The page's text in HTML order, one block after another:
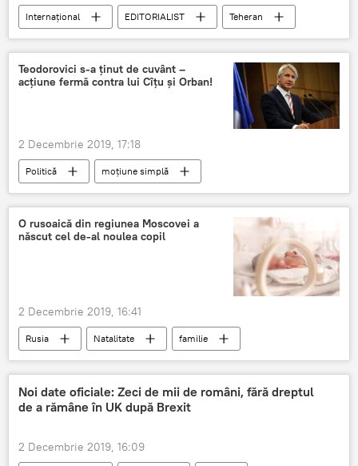
Internaţional EDITORIALIST
Teheran
Iran
SUA
Teodorovici s-a ținut de cuvânt –
acțiune fermă contra lui Cîțu și Orban!
2 Decembrie 2019, 17:18
Politică
moțiune simplă
Eugen Teodorovici
Florin Cîţu
O rusoaică din regiunea Moscovei a
născut cel de-al noulea copil
2 Decembrie 2019, 16:41
Rusia Natalitate familie
Noi date oficiale: Zeci de mii de români, fără dreptul
de a rămâne în UK după Brexit
2 Decembrie 2019, 16:09